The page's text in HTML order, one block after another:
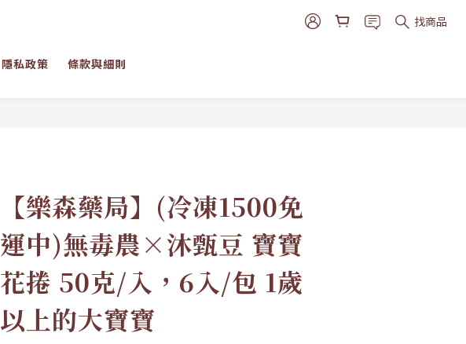
找商品
隱私政策 條款與細則
【樂森藥局】(冷凍1500免
運中)無毒農×沐甄豆 寶寶
花捲 50克/入，6入/包 1歲
以上的大寶寶